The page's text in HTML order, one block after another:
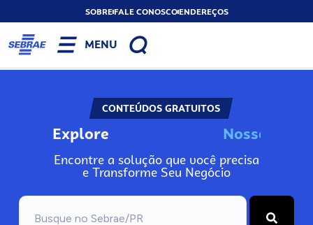
SOBREFALE CONOSCOENDEREÇOS
MENU
CONTEÚDOS GRATUITOS
Explore No
Encontre a solução que você precisa
e Transforme Seu Negócio